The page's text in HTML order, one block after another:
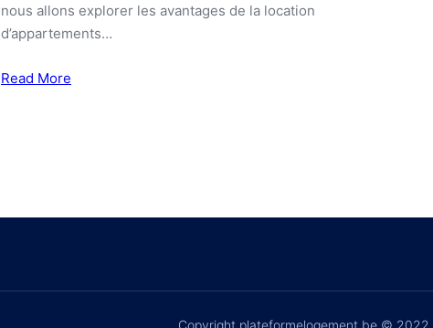
nous allons explorer les avantages de la location
d’appartements…
Read More
Copyright plateformelogement.be © 2022.